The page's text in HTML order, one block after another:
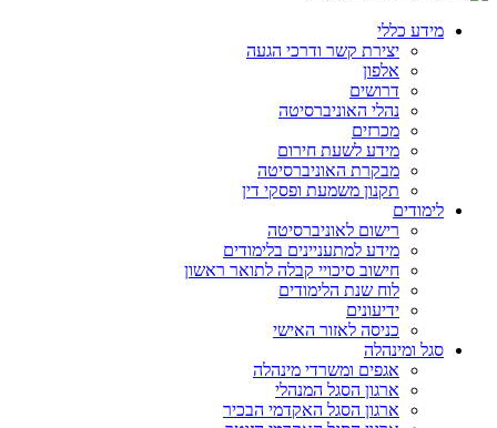
מידע כללי
יצירת קשר ודרכי הגעה
אלפון
דרושים
נהלי האוניברסיטה
מכרזים
מידע לשעת חירום
מבקרת האוניברסיטה
תקנון משמעת ופסקי דין
לימודים
רישום לאוניברסיטה
מידע למתעניינים בלימודים
חישוב סיכויי קבלה לתואר ראשון
לוח שנת הלימודים
ידיעונים
כניסה לאזור האישי
סגל ומינהלה
אגפים ומשרדי מינהלה
ארגון הסגל המנהלי
ארגון הסגל האקדמי הבכיר